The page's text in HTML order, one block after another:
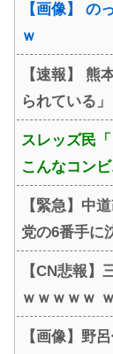
【画像】 の
ｗ
【速報】 熊
られている
スレッズ民
こんなコン
【緊急】中
党の6番手に
【CN悲報
ｗｗｗｗｗ
【画像】野